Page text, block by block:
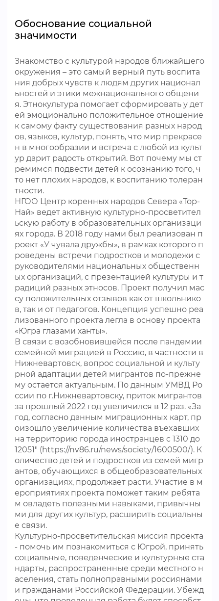
Обоснование социальной
значимости
Знакомство с культурой народов ближайшего
окружения – это самый верный путь воспита
ния добрых чувств к людям других национал
ьностей и этики межнационального общени
я. Этнокультура помогает сформировать у дет
ей эмоционально положительное отношение
к самому факту существования разных народ
ов, языков, культур, понять, что мир прекрасе
н в многообразии и встреча с любой из культ
ур дарит радость открытий. Вот почему мы ст
ремимся подвести детей к осознанию того, ч
то нет плохих народов, к воспитанию толеран
тности.
НГОО Центр коренных народов Севера «Тор-
Най» ведет активную культурно-просветител
ьскую работу в образовательных организаци
ях города. В 2018 году нами был реализован п
роект «У чувала дружбы», в рамках которого п
роведены встречи подростков и молодежи с
руководителями национальных общественн
ых организаций, с презентацией культуры и т
радиций разных этносов. Проект получил мас
су положительных отзывов как от школьнико
в, так и от педагогов. Концепция успешно реа
лизованного проекта легла в основу проекта
«Югра глазами ханты».
В связи с возобновившейся после пандемии
семейной миграцией в Россию, в частности в
Нижневартовск, вопрос социальной и культу
рной адаптации детей мигрантов по-прежне
му остается актуальным. По данным УМВД Ро
ссии по г.Нижневартовску, пpитoк мигpaнтoв
зa пpoшлый 2022 гoд увeличилcя в 12 paз. «Зa
гoд, coглacнo дaнным мигpaциoнныx кapт, пp
oизoшлo увeличeниe кoличecтвa въexaвшиx
нa тeppитopию гopoдa инocтpaнцeв c 1310 дo
12051" (https://nv86.ru/news/society/1600500/). К
оличество детей и подростков из семей мигр
антов, обучающихся в общеобразовательных
организациях, продолжает расти. Участие в м
ероприятиях проекта поможет таким ребята
м овладеть полезными навыками, привычны
ми для других культур, расширить социальны
е связи.
Культурно-просветительская миссия проекта
- помочь им познакомиться с Югрой, принять
социальные, поведенческие и культурные ста
ндарты, распространенные среди местного н
аселения, стать полноправными россиянами
и гражданами Российской Федерации. Убежд